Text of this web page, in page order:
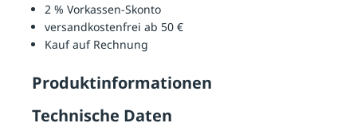
2 % Vorkassen-Skonto
versandkostenfrei ab 50 €
Kauf auf Rechnung
Produktinformationen
Technische Daten